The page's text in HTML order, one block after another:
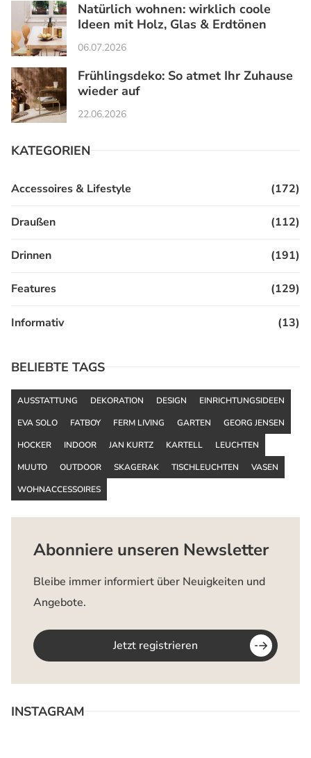
Natürlich wohnen: wirklich coole
Ideen mit Holz, Glas & Erdtönen
06.07.2026
Frühlingsdeko: So atmet Ihr Zuhause
wieder auf
22.06.2026
KATEGORIEN
Accessoires & Lifestyle (172)
Draußen (112)
Drinnen (191)
Features (129)
Informativ (13)
BELIEBTE TAGS
AUSSTATTUNG DEKORATION DESIGN
EINRICHTUNGSIDEEN
EVA SOLO
FATBOY FERM LIVING GARTEN
GEORG JENSEN
HOCKER
INDOOR JAN KURTZ KARTELL
LEUCHTEN
MUUTO
OUTDOOR SKAGERAK TISCHLEUCHTEN
VASEN
WOHNACCESSOIRES
Abonniere unseren Newsletter
Bleibe immer informiert über Neuigkeiten und
Angebote.
Jetzt registrieren
INSTAGRAM